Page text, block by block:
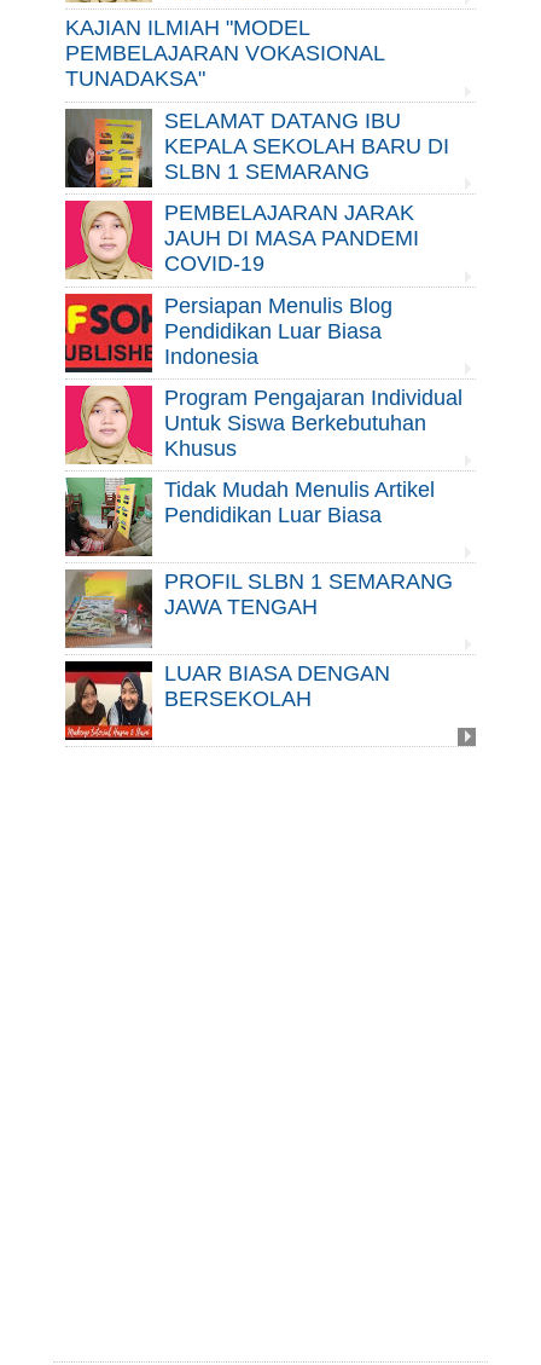
KAJIAN ILMIAH "MODEL
PEMBELAJARAN VOKASIONAL
TUNADAKSA"
SELAMAT DATANG IBU
KEPALA SEKOLAH BARU DI
SLBN 1 SEMARANG
PEMBELAJARAN JARAK
JAUH DI MASA PANDEMI
COVID-19
Persiapan Menulis Blog
Pendidikan Luar Biasa
Indonesia
Program Pengajaran Individual
Untuk Siswa Berkebutuhan
Khusus
Tidak Mudah Menulis Artikel
Pendidikan Luar Biasa
PROFIL SLBN 1 SEMARANG
JAWA TENGAH
LUAR BIASA DENGAN
BERSEKOLAH